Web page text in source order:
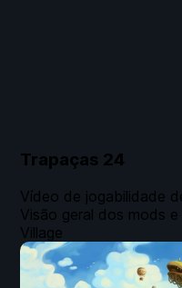
Trapaças 24
Vídeo de jogabilidade
Visão geral dos mods
Village